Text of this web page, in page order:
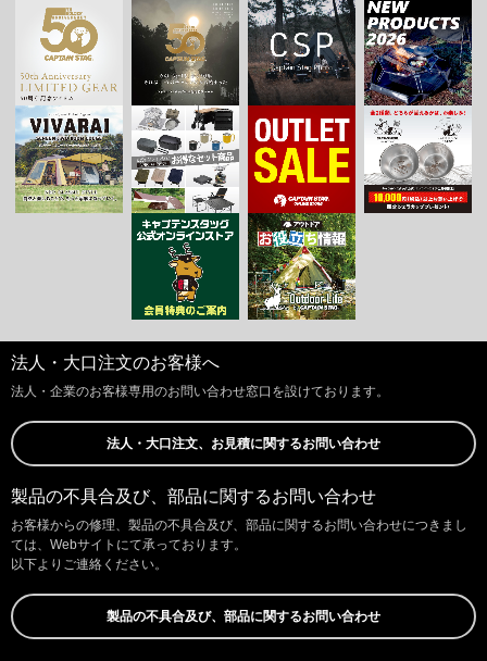
法人・大口注文のお客様へ
法人・企業のお客様専用のお問い合わせ窓口を設けております。
法人・大口注文、お見積に関するお問い合わせ
製品の不具合及び、部品に関するお問い合わせ
お客様からの修理、製品の不具合及び、部品に関するお問い合わせにつきまし
ては、Webサイトにて承っております。
以下よりご連絡ください。
製品の不具合及び、部品に関するお問い合わせ